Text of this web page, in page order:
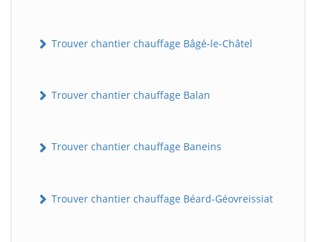
Trouver chantier chauffage Bâgé-le-Châtel
Trouver chantier chauffage Balan
Trouver chantier chauffage Baneins
Trouver chantier chauffage Béard-Géovreissiat